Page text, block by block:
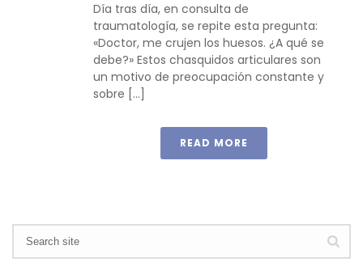
Día tras día, en consulta de
traumatología, se repite esta pregunta:
«Doctor, me crujen los huesos. ¿A qué se
debe?» Estos chasquidos articulares son
un motivo de preocupación constante y
sobre [...]
READ MORE